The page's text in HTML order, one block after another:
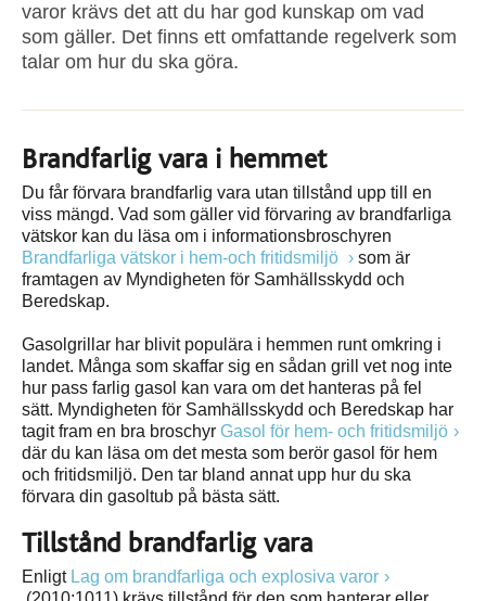
varor krävs det att du har god kunskap om vad
som gäller. Det finns ett omfattande regelverk som
talar om hur du ska göra.
Brandfarlig vara i hemmet
Du får förvara brandfarlig vara utan tillstånd upp till en
viss mängd. Vad som gäller vid förvaring av brandfarliga
vätskor kan du läsa om i informationsbroschyren
Brandfarliga vätskor i hem-och fritidsmiljö
som är
framtagen av Myndigheten för Samhällsskydd och
Beredskap.
Gasolgrillar har blivit populära i hemmen runt omkring i
landet. Många som skaffar sig en sådan grill vet nog inte
hur pass farlig gasol kan vara om det hanteras på fel
sätt. Myndigheten för Samhällsskydd och Beredskap har
tagit fram en bra broschyr Gasol för hem- och fritidsmiljö
där du kan läsa om det mesta som berör gasol för hem
och fritidsmiljö. Den tar bland annat upp hur du ska
förvara din gasoltub på bästa sätt.
Tillstånd brandfarlig vara
Enligt Lag om brandfarliga och explosiva varor